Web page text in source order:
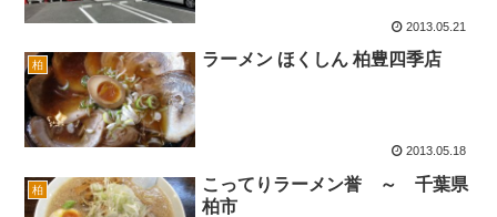
2013.05.21
柏 ラーメン ほくしん 柏豊四季店
2013.05.18
柏
こってりラーメン誉 ～ 千葉県
柏市